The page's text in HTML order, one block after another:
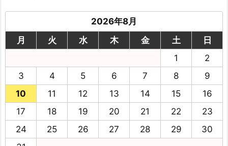
2026年8月
月
火 水 木 金 土
日
1
2
3
4 5 6 7 8
9
10
11 12 13 14 15
16
17
18 19 20 21 22
23
24
25 26 27 28 29
30